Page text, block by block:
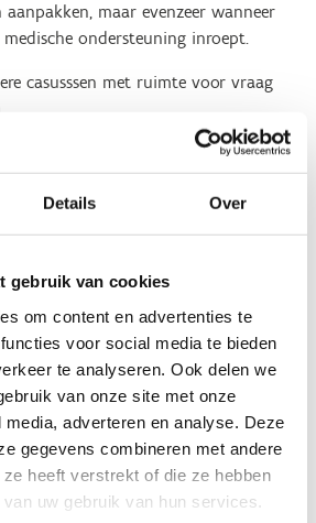
Details Over
gebruik van cookies
om content en advertenties te
voor social media te bieden
te analyseren. Ook delen we
van onze site met onze
adverteren en analyse. Deze
gegevens combineren met andere
heeft verstrekt of die ze hebben
uw gebruik van hun services.
maar evenzeer wanneer
medische ondersteuning inroept.
casusssen met ruimte voor vraag
de spreker
is als staflid verbonden aan de
te Pellenberg alsook op het
(SMAC) op de campus van de
revalidatiewetenschappen in
verzorgt hij op het SMAC onder
van verschillende atleten
enkele clubs, federaties en
volleybal, …). Dit klinische werk
onderzoek naar
van spier- en peesletsels,